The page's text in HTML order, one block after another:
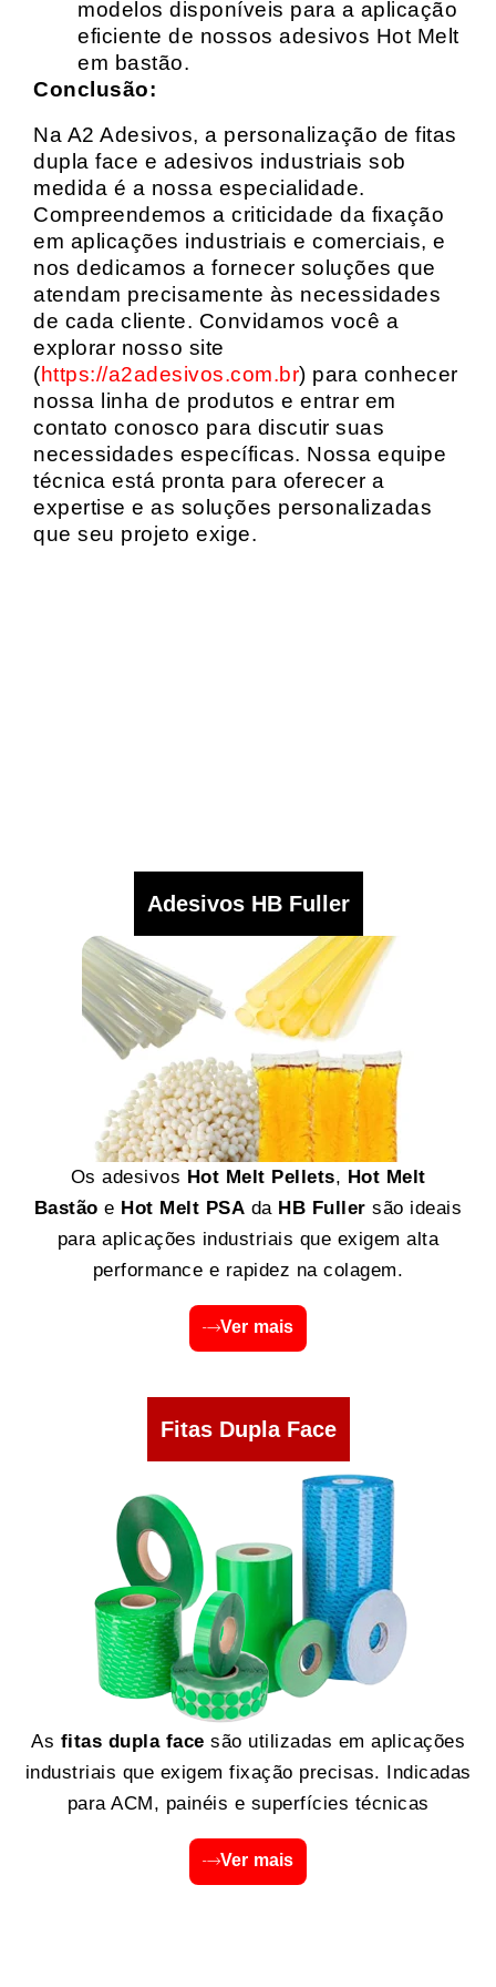
modelos disponíveis para a aplicação
eficiente de nossos adesivos Hot Melt
em bastão.
Conclusão:
Na A2 Adesivos, a personalização de fitas
dupla face e adesivos industriais sob
medida é a nossa especialidade.
Compreendemos a criticidade da fixação
em aplicações industriais e comerciais, e
nos dedicamos a fornecer soluções que
atendam precisamente às necessidades
de cada cliente. Convidamos você a
explorar nosso site
(https://a2adesivos.com.br) para conhecer
nossa linha de produtos e entrar em
contato conosco para discutir suas
necessidades específicas. Nossa equipe
técnica está pronta para oferecer a
expertise e as soluções personalizadas
que seu projeto exige.
Adesivos HB Fuller
Os adesivos Hot Melt Pellets, Hot Melt
Bastão e Hot Melt PSA da HB Fuller são ideais
para aplicações industriais que exigem alta
performance e rapidez na colagem.
Ver mais
Fitas Dupla Face
As fitas dupla face são utilizadas em aplicações
industriais que exigem fixação precisas. Indicadas
para ACM, painéis e superfícies técnicas
Ver mais